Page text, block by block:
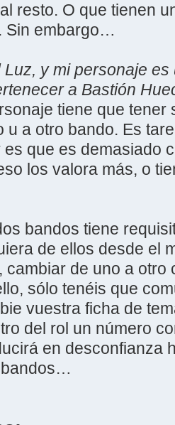
resto. O que tienen
Sin embargo…
Luz, y mi personaje
a Bastión
tiene que tener
u a otro bando. Es
es que es demasiado
los valora más, o
bandos tiene
de ellos desde el
cambiar de uno a
sólo tenéis que
vuestra ficha de
del rol un número
en desconfianza
bandos…